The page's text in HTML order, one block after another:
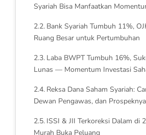
Syariah Bisa Manfaatkan
Bank Syariah Tumbuh 11%,
Ruang Besar untuk Pertumbuhan
Laba BWPT Tumbuh 16%,
Lunas — Momentum Investasi
Reksa Dana Saham Syariah:
Dewan Pengawas, dan Prospeknya
ISSI & JII Terkoreksi Dalam di
Murah Buka Peluang